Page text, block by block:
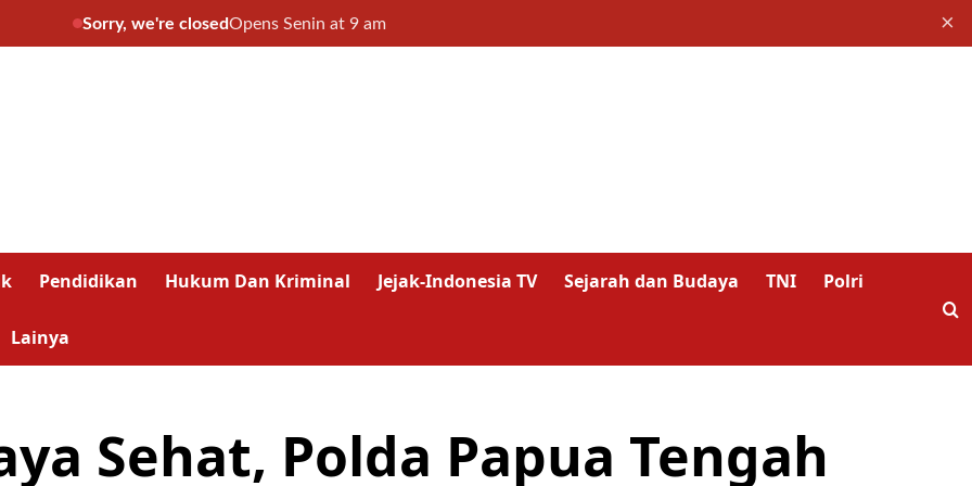
Sorry, we're closedOpens Senin at 9 am ×
Pendidikan Hukum Dan Kriminal Jejak-Indonesia TV Sejarah dan Budaya TNI Polri
Lainya
Sehat, Polda Papua Tengah